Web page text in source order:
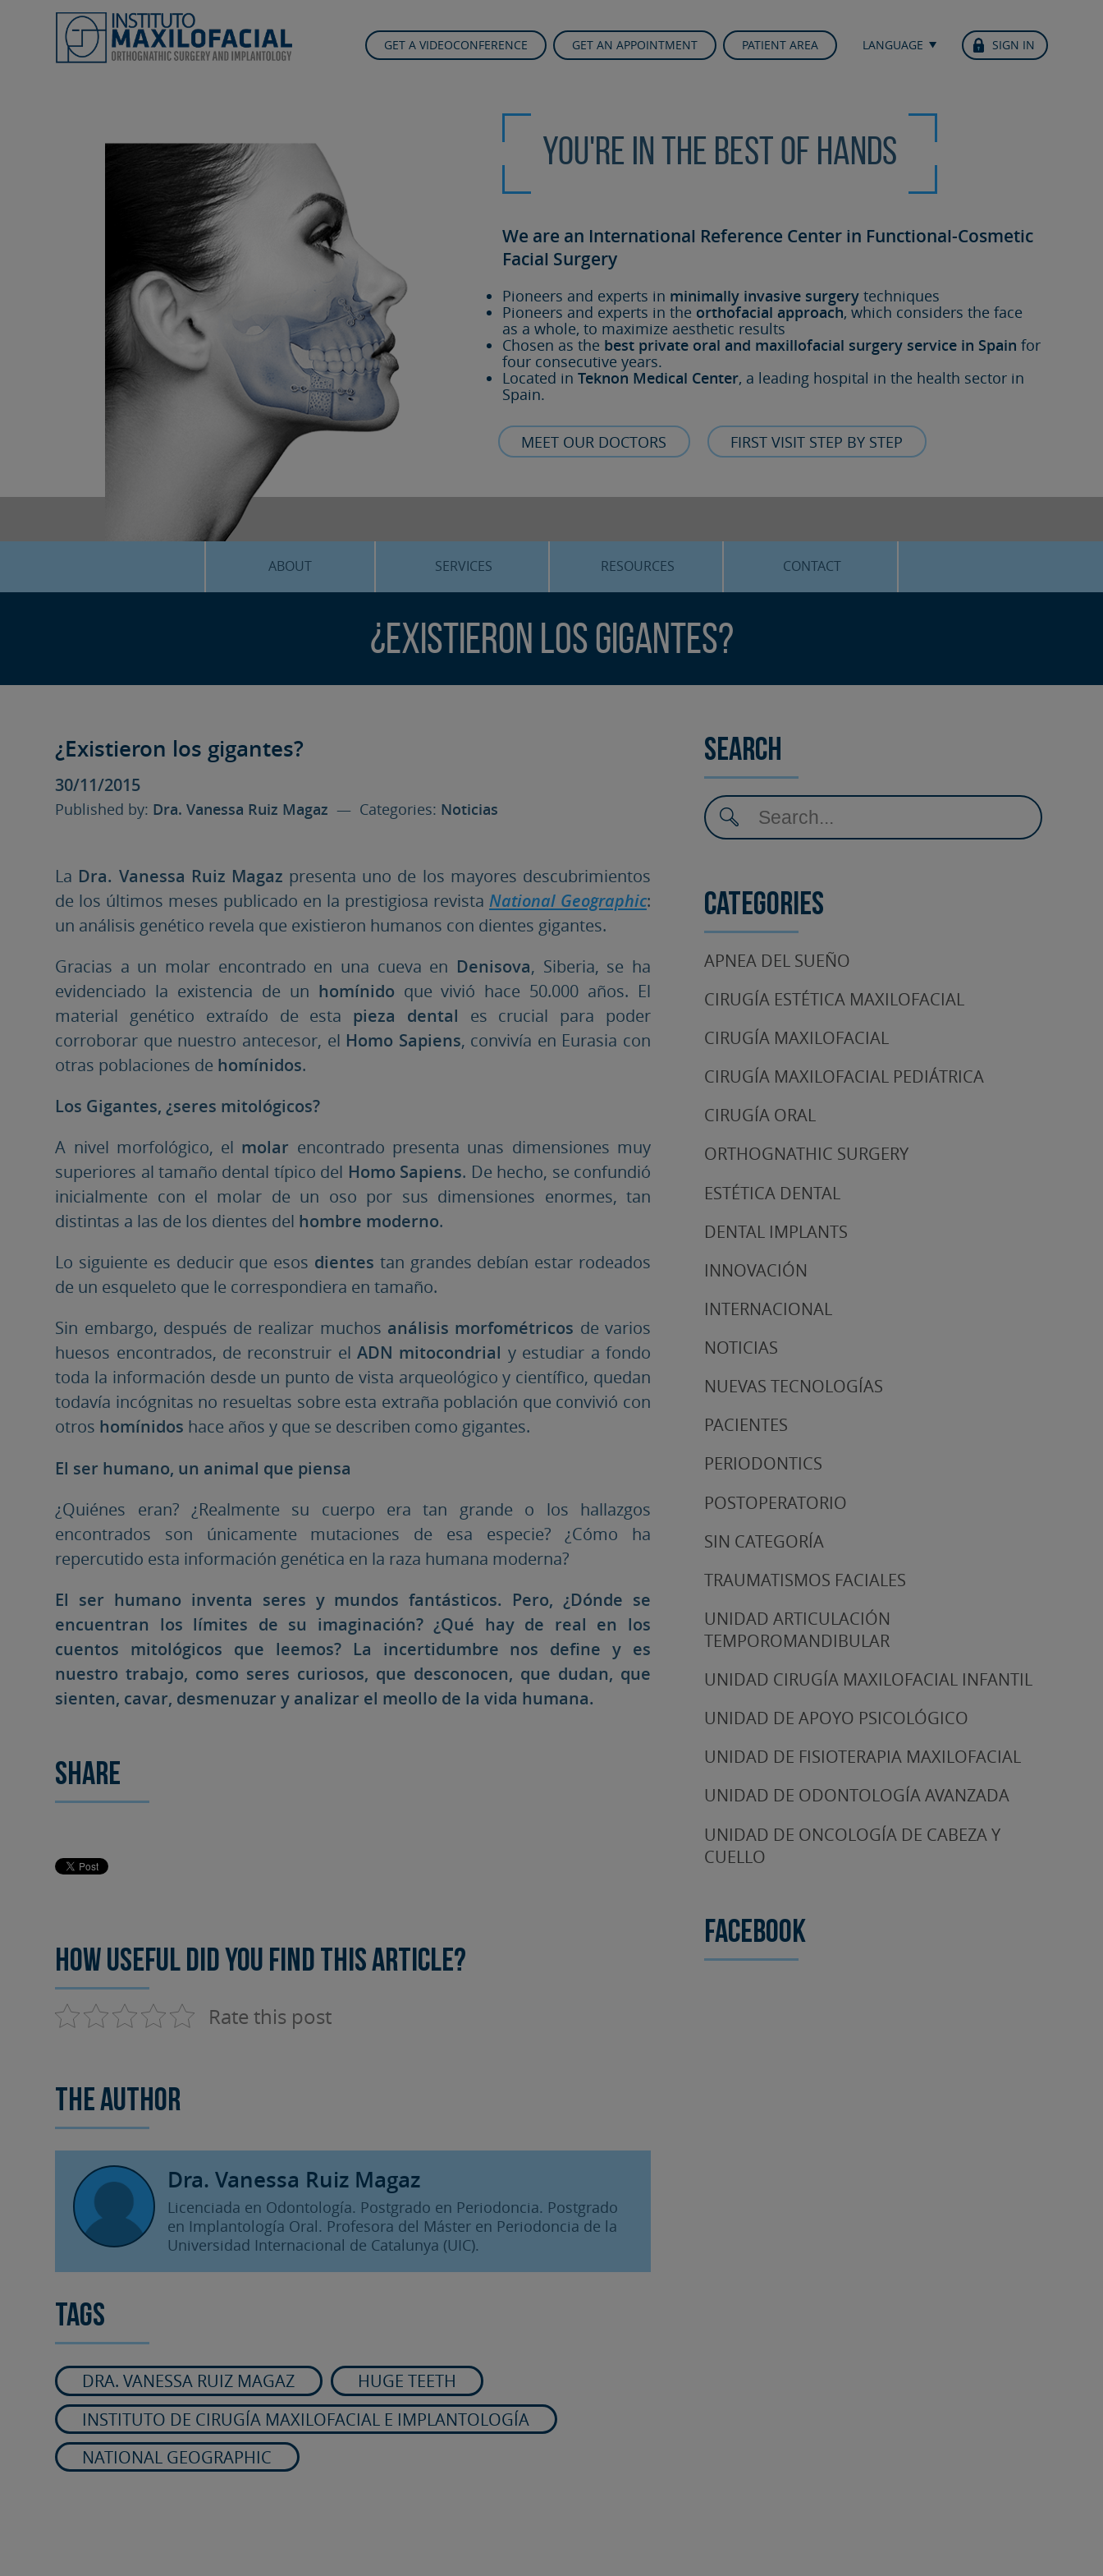
GET A VIDEOCONFERENCE GET AN APPOINTMENT PATIENT AREA LANGUAGE SIGN IN
You're in the best of hands
We are an International Reference Center in Functional-Cosmetic
Facial Surgery
Pioneers and experts in minimally invasive surgery techniques
Pioneers and experts in the orthofacial approach, which considers the face
as a whole, to maximize aesthetic results
Chosen as the best private oral and maxillofacial surgery service in Spain for
four consecutive years.
Located inTeknon Medical Center, a leading hospital in the health sector in
Spain.
MEET OUR DOCTORS FIRST VISIT STEP BY STEP
ABOUT SERVICES
SLEEP APNEA
RESOURCES
BLOG
CONTACT
¿Existieron los gigantes?
¿Existieron los gigantes?
30/11/2015
Published by: Dra. Vanessa Ruiz Magaz — Categories: Noticias
La Dra. Vanessa Ruiz Magaz presenta uno de los mayores descubrimientos
de los últimos meses publicado en la prestigiosa revista National Geographic:
un análisis genético revela que existieron humanos con dientes gigantes.
Gracias a un molar encontrado en una cueva en Denisova, Siberia, se ha
evidenciado la existencia de un homínido que vivió hace 50.000 años. El
material genético extraído de esta pieza dental es crucial para poder
corroborar que nuestro antecesor, el Homo Sapiens, convivía en Eurasia con
otras poblaciones de homínidos.
Los Gigantes, ¿seres mitológicos?
A nivel morfológico, el molar encontrado presenta unas dimensiones muy
superiores al tamaño dental típico del Homo Sapiens. De hecho, se confundió
inicialmente con el molar de un oso por sus dimensiones enormes, tan
distintas a las de los dientes del hombre moderno.
Lo siguiente es deducir que esos dientes tan grandes debían estar rodeados
de un esqueleto que le correspondiera en tamaño.
Sin embargo, después de realizar muchos análisis morfométricos de varios
huesos encontrados, de reconstruir elADN mitocondrial y estudiar a fondo
toda la información desde un punto de vista arqueológico y científico, quedan
todavía incógnitas no resueltas sobre esta extraña población que convivió con
otros homínidos hace años y que se describen como gigantes.
El ser humano, un animal que piensa
¿Quiénes eran? ¿Realmente su cuerpo era tan grande o los hallazgos
encontrados son únicamente mutaciones de esa especie? ¿Cómo ha
repercutido esta información genética en la raza humana moderna?
El ser humano inventa seres y mundos fantásticos. Pero, ¿Dónde se
encuentran los límites de su imaginación? ¿Qué hay de real en los
cuentos mitológicos que leemos? La incertidumbre nos define y es
nuestro trabajo, como seres curiosos, que desconocen, que dudan, que
sienten, cavar, desmenuzar y analizar el meollo de la vida humana.
Share
How useful did you find this article?
Rate this post
The author
Dra. Vanessa Ruiz Magaz
Licenciada en Odontología. Postgrado en Periodoncia. Postgrado
en Implantología Oral. Profesora del Máster en Periodoncia de la
Universidad Internacional de Catalunya (UIC).
Tags
DRA. VANESSA RUIZ MAGAZ
HUGE TEETH
INSTITUTO DE CIRUGÍA MAXILOFACIAL E IMPLANTOLOGÍA
NATIONAL GEOGRAPHIC
Search
Categories
APNEA DEL SUEÑO
CIRUGÍA ESTÉTICA MAXILOFACIAL
CIRUGÍA MAXILOFACIAL
CIRUGÍA MAXILOFACIAL PEDIÁTRICA
CIRUGÍA ORAL
ORTHOGNATHIC SURGERY
ESTÉTICA DENTAL
DENTAL IMPLANTS
INNOVACIÓN
INTERNACIONAL
NOTICIAS
NUEVAS TECNOLOGÍAS
PACIENTES
PERIODONTICS
POSTOPERATORIO
SIN CATEGORÍA
TRAUMATISMOS FACIALES
UNIDAD ARTICULACIÓN
TEMPOROMANDIBULAR
UNIDAD CIRUGÍA MAXILOFACIAL INFANTIL
UNIDAD DE APOYO PSICOLÓGICO
UNIDAD DE FISIOTERAPIA MAXILOFACIAL
UNIDAD DE ODONTOLOGÍA AVANZADA
UNIDAD DE ONCOLOGÍA DE CABEZA Y
CUELLO
Facebook